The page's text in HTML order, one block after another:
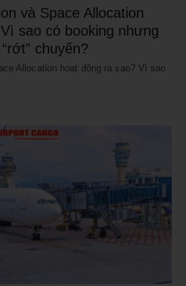
và Space Allocation
sao có booking nhưng
chuyến?
Allocation hoạt động ra sao? Vì sao